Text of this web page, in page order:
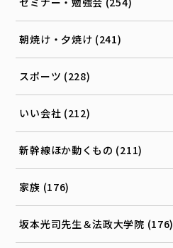
朝焼け・夕焼け (241)
スポーツ (228)
いい会社 (212)
新幹線ほか動くもの (211)
家族 (176)
坂本光司先生＆法政大学院 (176)